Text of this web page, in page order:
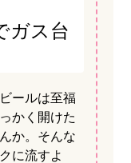
ガス台
ールは至福
かく開けた
か。そんな
に流すよ